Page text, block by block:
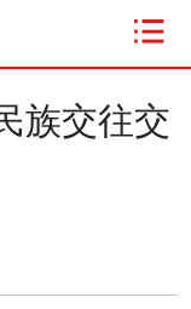
族交往交